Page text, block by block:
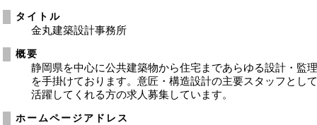
タイトル
金丸建築設計事務所
概要
静岡県を中心に公共建築物から住宅まであらゆる設計・監
を手掛けております。意匠・構造設計の主要スタッフとし
活躍してくれる方の求人募集しています。
ホームページアドレス